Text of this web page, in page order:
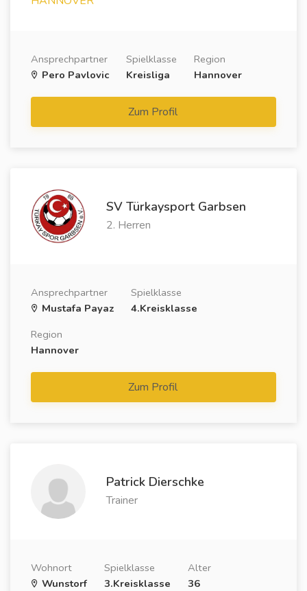
Ansprechpartner
Pero Pavlovic
Spielklasse
Kreisliga
Region
Hannover
Zum Profil
SV Türkaysport Garbsen
2. Herren
Ansprechpartner
Mustafa Payaz
Spielklasse
4.Kreisklasse
Region
Hannover
Zum Profil
Patrick Dierschke
Trainer
Wohnort
Wunstorf
Spielklasse
3.Kreisklasse
Alter
36